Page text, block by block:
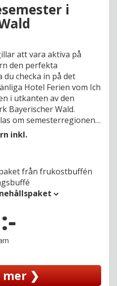
i
att vara aktiva på
den perfekta
checka in på det
Hotel Ferien vom Ich
i utkanten av den
Bayerischer Wald.
om semesterregionen
är nämligen känd för sitt
året runt.
på fina möjligheter för
utförsåkning och
våren knackar på med
första knopparna som
och
och ger sig ut i den
alla aktiva äventyr
dopp i hotellets egen
bastubad – samt
inkl.
från frukostbuffén
mer ❯